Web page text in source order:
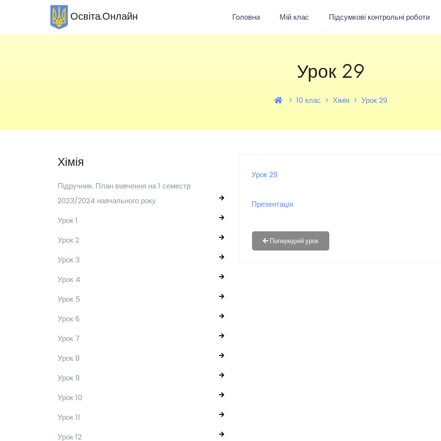
Освіта.Онлайн Головна Мій клас Підсумкові контрольні роботи
Урок 29
10 клас Хімія Урок 29
Хімія
Підручник. План вивчення на 1 семестр
2023/2024 навчального року
Урок 1
Урок 2
Урок 3
Урок 4
Урок 5
Урок 6
Урок 7
Урок 8
Урок 9
Урок 10
Урок 11
Урок 12
Урок 29
Презентація